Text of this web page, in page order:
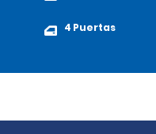
4 Puertas